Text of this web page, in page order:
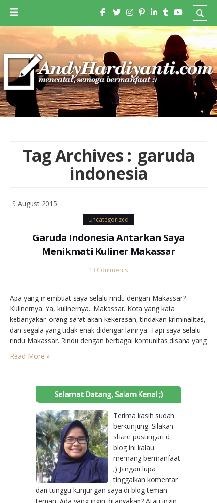
Tag Archives : garuda
indonesia
9 August 2015
Uncategorized
Garuda Indonesia Antarkan Saya
Menikmati Kuliner Makassar
18 Comments
Apa yang membuat saya selalu rindu dengan Makassar?
Kulinernya. Ya, kulinernya.. Makassar. Kota yang kata
kebanyakan orang sarat akan kekerasan, tindakan kriminalitas,
dan segala yang tidak enak didengar lainnya. Tapi saya selalu
rindu Makassar. Rindu dengan berbagai komunitas disana yang
menjadi wadah belajar paling efektif; pete-pete* sebagai
sarana transportasi publik yang hampir menjangkau seluruh
Read More »
Selamat Datang, Salam Kenal ;)
Terima kasih sudah
berkunjung. Silakan
share postingan di
blog ini kalau
memang bermanfaat
;) Jangan lupa
tinggalkan komentar
dan tunggu kunjungan saya di blog teman-
teman. Ada yang ingin ditanyakan? Atau ingin